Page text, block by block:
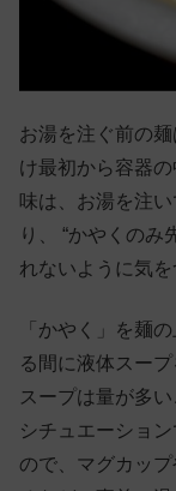
お湯を注ぐ前の
け最初から容器
味は、お湯を注
り、 “かやくのみ
れないように気
「かやく」を麺
る間に液体スー
スープは量が多
シチュエーショ
ので、マグカッ